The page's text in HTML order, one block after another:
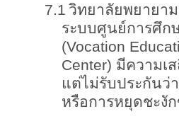
7.1 วิทยาลัยพยายาม
ระบบศูนย์การศึก
(Vocation
Center) มีความเ
แต่ไม่รับประกันว่
หรือการหยุดชะงั